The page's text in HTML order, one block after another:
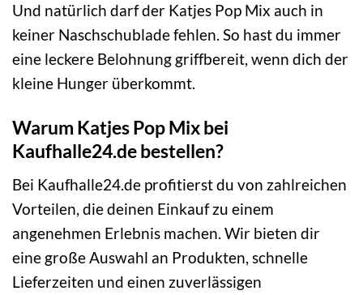
Und natürlich darf der Katjes Pop Mix auch in
keiner Naschschublade fehlen. So hast du immer
eine leckere Belohnung griffbereit, wenn dich der
kleine Hunger überkommt.
Warum Katjes Pop Mix bei
Kaufhalle24.de bestellen?
Bei Kaufhalle24.de profitierst du von zahlreichen
Vorteilen, die deinen Einkauf zu einem
angenehmen Erlebnis machen. Wir bieten dir
eine große Auswahl an Produkten, schnelle
Lieferzeiten und einen zuverlässigen